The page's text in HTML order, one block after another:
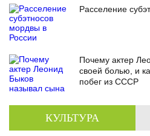
Расселение
Почему актер
своей болью, и
побег из СССР
КУЛЬТУРА